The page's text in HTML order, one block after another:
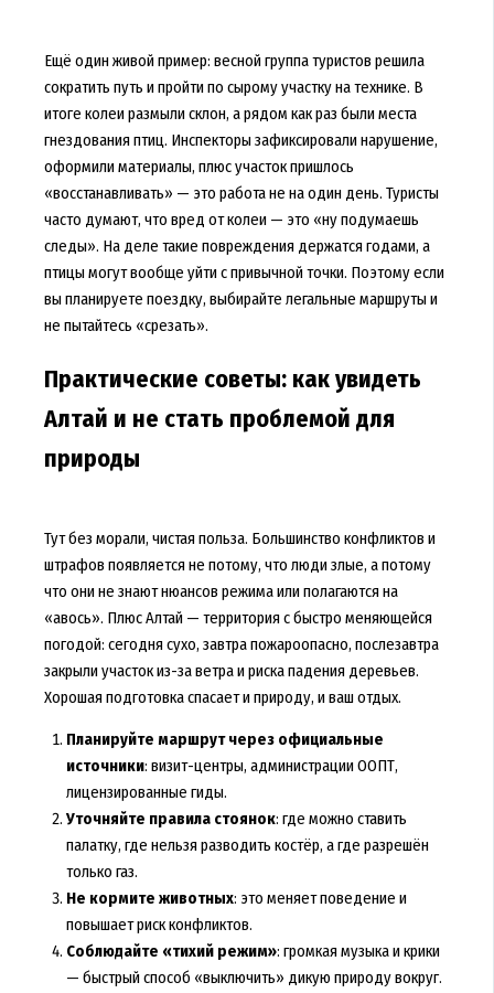
Ещё один живой пример: весной группа туристов решила
сократить путь и пройти по сырому участку на технике. В
итоге колеи размыли склон, а рядом как раз были места
гнездования птиц. Инспекторы зафиксировали нарушение,
оформили материалы, плюс участок пришлось
«восстанавливать» — это работа не на один день. Туристы
часто думают, что вред от колеи — это «ну подумаешь
следы». На деле такие повреждения держатся годами, а
птицы могут вообще уйти с привычной точки. Поэтому если
вы планируете поездку, выбирайте легальные маршруты и
не пытайтесь «срезать».
Практические советы: как увидеть
Алтай и не стать проблемой для
природы
Тут без морали, чистая польза. Большинство конфликтов и
штрафов появляется не потому, что люди злые, а потому
что они не знают нюансов режима или полагаются на
«авось». Плюс Алтай — территория с быстро меняющейся
погодой: сегодня сухо, завтра пожароопасно, послезавтра
закрыли участок из-за ветра и риска падения деревьев.
Хорошая подготовка спасает и природу, и ваш отдых.
Планируйте маршрут через официальные
источники: визит-центры, администрации ООПТ,
лицензированные гиды.
Уточняйте правила стоянок: где можно ставить
палатку, где нельзя разводить костёр, а где разрешён
только газ.
Не кормите животных: это меняет поведение и
повышает риск конфликтов.
Соблюдайте «тихий режим»: громкая музыка и крики
— быстрый способ «выключить» дикую природу вокруг.